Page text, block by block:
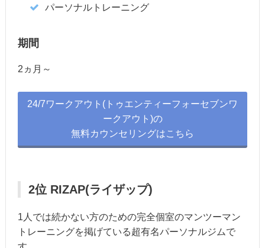
パーソナルトレーニング
期間
2ヵ月～
24/7ワークアウト(トゥエンティーフォーセブンワ
ークアウト)の
無料カウンセリングはこちら
2位 RIZAP(ライザップ)
1人では続かない方のための完全個室のマンツーマン
トレーニングを掲げている超有名パーソナルジムで